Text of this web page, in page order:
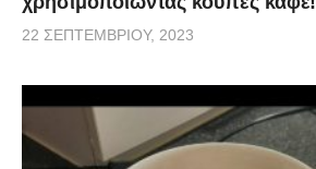
22 ΣΕΠΤΕΜΒΡΊΟΥ, 2023